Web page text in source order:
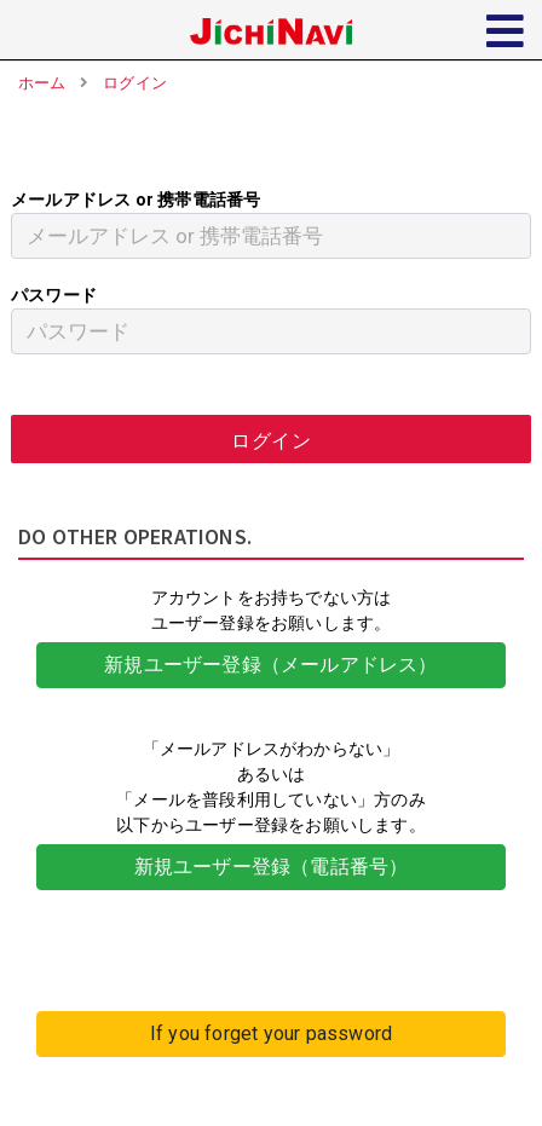
ホーム ログイン
メールアドレス or 携帯電話番号
パスワード
ログイン
DO OTHER OPERATIONS.
アカウントをお持ちでない方は
ユーザー登録をお願いします。
新規ユーザー登録（メールアドレス）
「メールアドレスがわからない」
あるいは
「メールを普段利用していない」方のみ
以下からユーザー登録をお願いします。
新規ユーザー登録（電話番号）
If you forget your password